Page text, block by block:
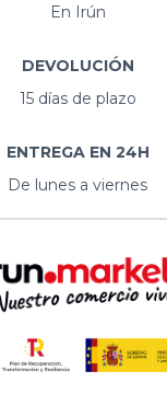
En Irún
DEVOLUCIÓN
15 días de plazo
ENTREGA EN 24H
De lunes a viernes